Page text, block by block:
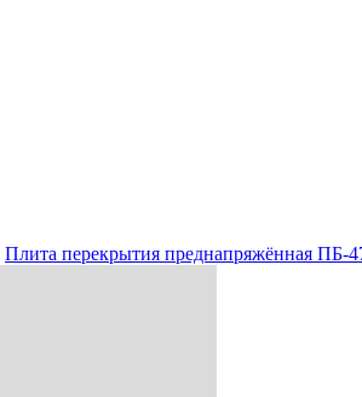
Плита перекрытия преднапряжённая ПБ-